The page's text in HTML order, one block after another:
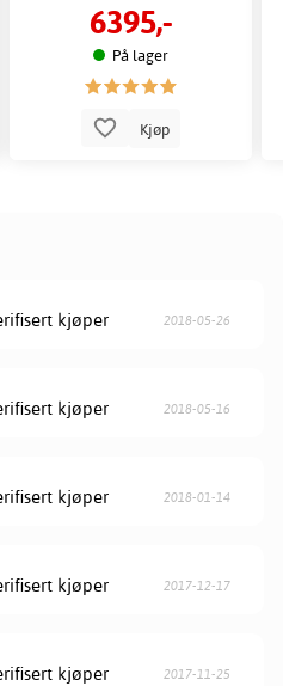
6395,-
På lager
Kjøp
kjøper 2018-05-26
kjøper 2018-05-16
kjøper 2018-01-14
kjøper 2017-12-17
kjøper 2017-11-25